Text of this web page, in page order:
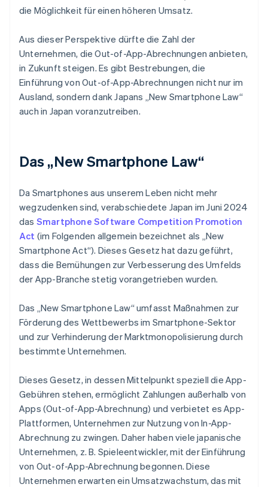
die Möglichkeit für einen höheren Umsatz.
Aus dieser Perspektive dürfte die Zahl der
Unternehmen, die Out-of-App-Abrechnungen anbieten,
in Zukunft steigen. Es gibt Bestrebungen, die
Einführung von Out-of-App-Abrechnungen nicht nur im
Ausland, sondern dank Japans „New Smartphone Law“
auch in Japan voranzutreiben.
Das „New Smartphone Law“
Da Smartphones aus unserem Leben nicht mehr
wegzudenken sind, verabschiedete Japan im Juni 2024
das Smartphone Software Competition Promotion
Act (im Folgenden allgemein bezeichnet als „New
Smartphone Act“). Dieses Gesetz hat dazu geführt,
dass die Bemühungen zur Verbesserung des Umfelds
der App-Branche stetig vorangetrieben wurden.
Das „New Smartphone Law“ umfasst Maßnahmen zur
Förderung des Wettbewerbs im Smartphone-Sektor
und zur Verhinderung der Marktmonopolisierung durch
bestimmte Unternehmen.
Dieses Gesetz, in dessen Mittelpunkt speziell die App-
Gebühren stehen, ermöglicht Zahlungen außerhalb von
Apps (Out-of-App-Abrechnung) und verbietet es App-
Plattformen, Unternehmen zur Nutzung von In-App-
Abrechnung zu zwingen. Daher haben viele japanische
Unternehmen, z. B. Spieleentwickler, mit der Einführung
von Out-of-App-Abrechnung begonnen. Diese
Unternehmen erwarten ein Umsatzwachstum, das mit